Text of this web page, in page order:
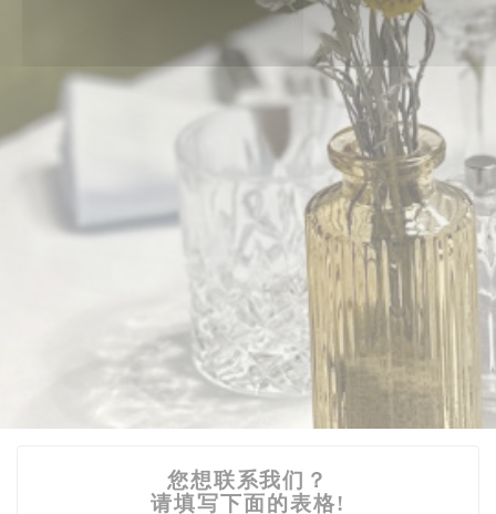
您想联系我们？
请填写下面的表格!